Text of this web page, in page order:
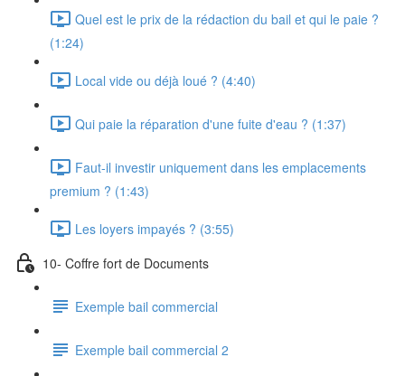
Quel est le prix de la rédaction du bail et qui le paie ?
(1:24)
Local vide ou déjà loué ? (4:40)
Qui paie la réparation d'une fuite d'eau ? (1:37)
Faut-il investir uniquement dans les emplacements
premium ? (1:43)
Les loyers impayés ? (3:55)
10- Coffre fort de Documents
Exemple bail commercial
Exemple bail commercial 2